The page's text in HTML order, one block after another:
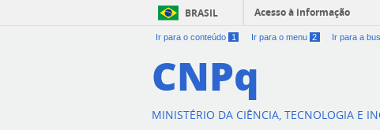
BRASIL Acesso à informação
Ir para o conteúdo 1 Ir para o menu 2 Ir para a
CNPq
MINISTÉRIO DA CIÊNCIA, TECNOLOGIA E